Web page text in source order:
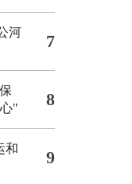
河
7
"
8
和
9